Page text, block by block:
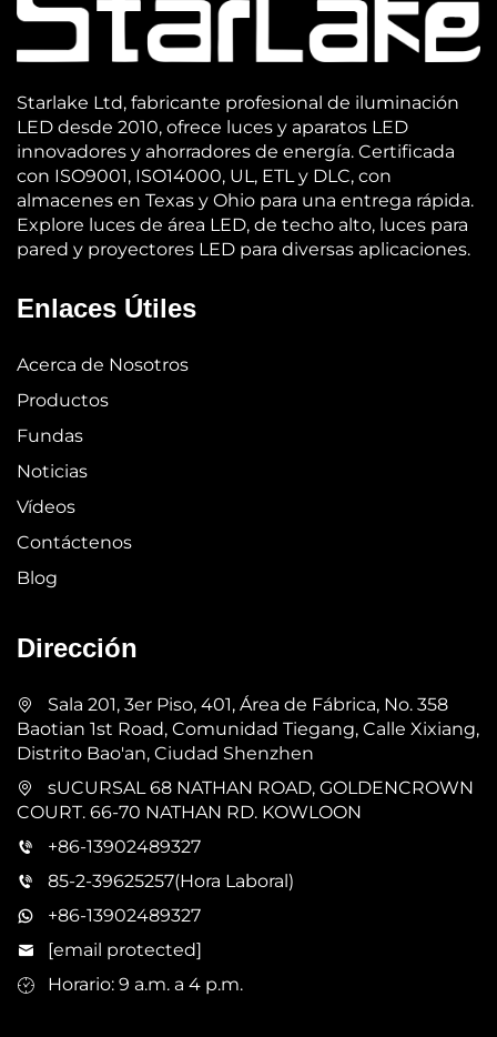
Starlake Ltd, fabricante profesional de iluminación
LED desde 2010, ofrece luces y aparatos LED
innovadores y ahorradores de energía. Certificada
con ISO9001, ISO14000, UL, ETL y DLC, con
almacenes en Texas y Ohio para una entrega rápida.
Explore luces de área LED, de techo alto, luces para
pared y proyectores LED para diversas aplicaciones.
Enlaces Útiles
Acerca de Nosotros
Productos
Fundas
Noticias
Vídeos
Contáctenos
Blog
Dirección
Sala 201, 3er Piso, 401, Área de Fábrica, No. 358
Baotian 1st Road, Comunidad Tiegang, Calle Xixiang,
Distrito Bao'an, Ciudad Shenzhen
sUCURSAL 68 NATHAN ROAD, GOLDENCROWN
COURT. 66-70 NATHAN RD. KOWLOON
+86-13902489327
85-2-39625257(Hora Laboral)
+86-13902489327
[email protected]
Horario: 9 a.m. a 4 p.m.